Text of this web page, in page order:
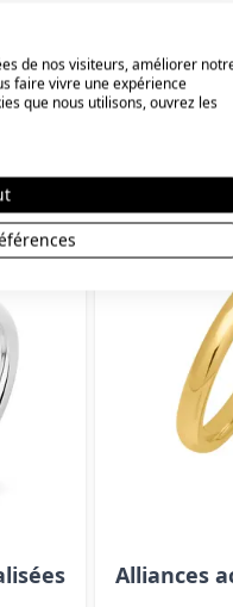
Alliances
de nos visiteurs, améliorer
faire vivre une expérience
que nous utilisons, ouvrez les